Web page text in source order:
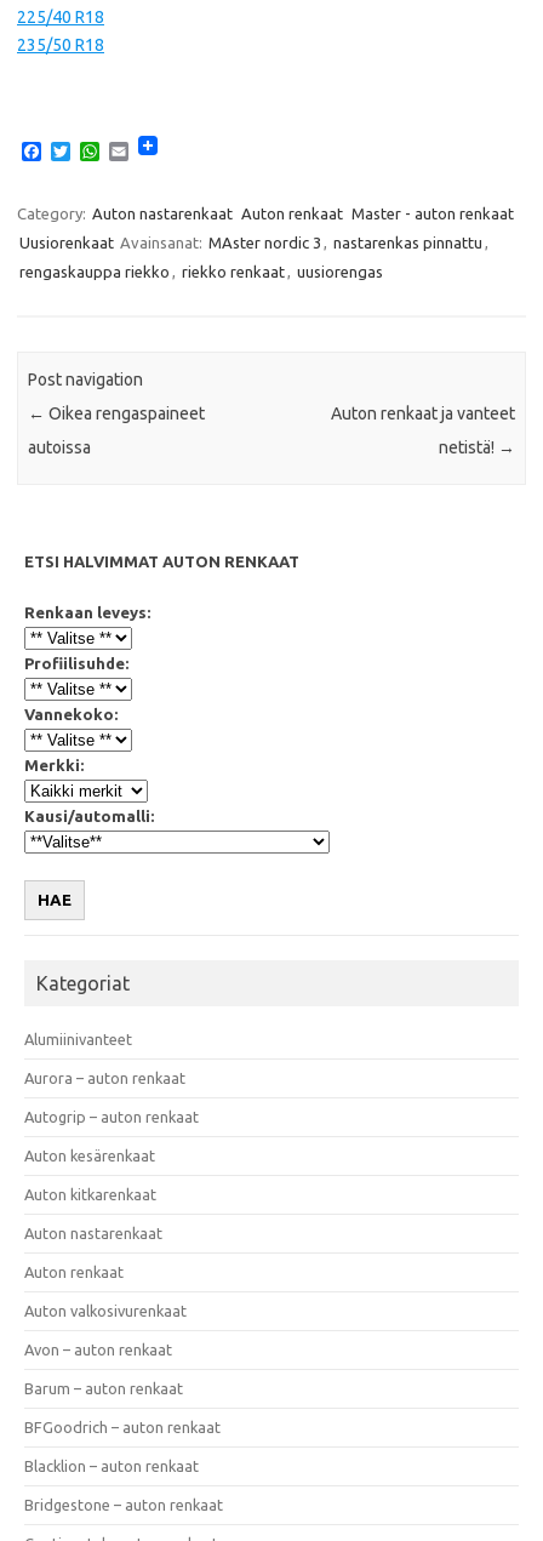
225/40 R18
235/50 R18
e
b
o
o
k
T
t
t
e
r
W
t
A
p
p
E
i
Category: Auton nastarenkaat Auton renkaat Master - auton renkaat
Uusiorenkaat Avainsanat: MAster nordic 3 nastarenkas pinnattu
rengaskauppa riekko
riekko renkaat uusiorengas
Post navigation
← Oikea rengaspaineet
autoissa
Auton renkaat ja vanteet
netistä! →
ETSI HALVIMMAT AUTON RENKAAT
Renkaan leveys:
Profiilisuhde:
Vannekoko:
Merkki:
Kausi/automalli:
HAE
Kategoriat
Alumiinivanteet
Aurora – auton renkaat
Autogrip – auton renkaat
Auton kesärenkaat
Auton kitkarenkaat
Auton nastarenkaat
Auton renkaat
Auton valkosivurenkaat
Avon – auton renkaat
Barum – auton renkaat
BFGoodrich – auton renkaat
Blacklion – auton renkaat
Bridgestone – auton renkaat